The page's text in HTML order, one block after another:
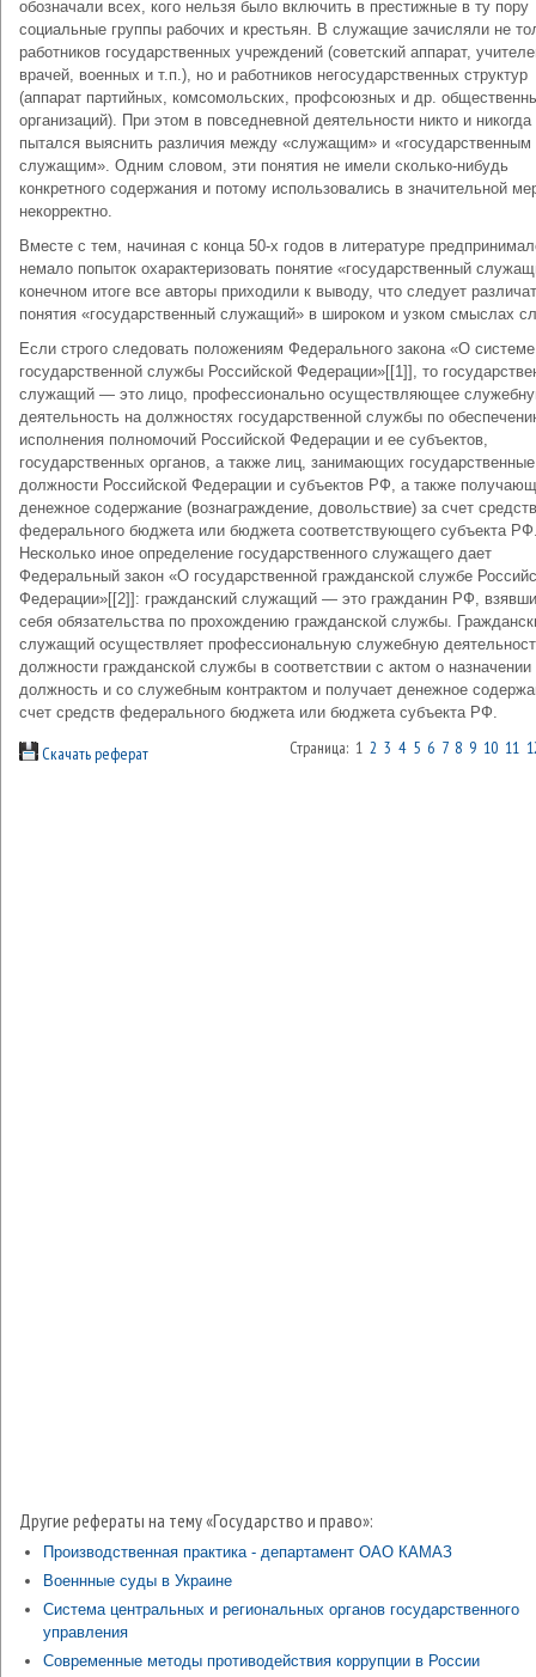
обозначали всех, кого нельзя было включить в престижные в ту пору
социальные группы рабочих и крестьян. В служащие зачисляли не
работников государственных учреждений (советский аппарат,
врачей, военных и т.п.), но и работников негосударственных структур
(аппарат партийных, комсомольских, профсоюзных и др.
организаций). При этом в повседневной деятельности никто и никогда
пытался выяснить различия между «служащим» и «государственным
служащим». Одним словом, эти понятия не имели сколько-нибудь
конкретного содержания и потому использовались в значительной
некорректно.
Вместе с тем, начиная с конца 50-х годов в литературе
немало попыток охарактеризовать понятие «государственный
конечном итоге все авторы приходили к выводу, что следует
понятия «государственный служащий» в широком и узком смыслах
Если строго следовать положениям Федерального закона «О системе
государственной службы Российской Федерации»[[1]], то
служащий — это лицо, профессионально осуществляющее
деятельность на должностях государственной службы по
исполнения полномочий Российской Федерации и ее субъектов,
государственных органов, а также лиц, занимающих государственные
должности Российской Федерации и субъектов РФ, а также
денежное содержание (вознаграждение, довольствие) за счет средств
федерального бюджета или бюджета соответствующего субъекта
Несколько иное определение государственного служащего дает
Федеральный закон «О государственной гражданской службе
Федерации»[[2]]: гражданский служащий — это гражданин РФ,
себя обязательства по прохождению гражданской службы.
служащий осуществляет профессиональную служебную
должности гражданской службы в соответствии с актом о назначении
должность и со служебным контрактом и получает денежное
счет средств федерального бюджета или бюджета субъекта РФ.
Скачать реферат Страница: 1 2 3 4 5 6 7 8 9 10 11
Другие рефераты на тему «Государство и право»:
Производственная практика - департамент ОАО КАМАЗ
Военнные суды в Украине
Система центральных и региональных органов государственного
управления
Современные методы противодействия коррупции в России